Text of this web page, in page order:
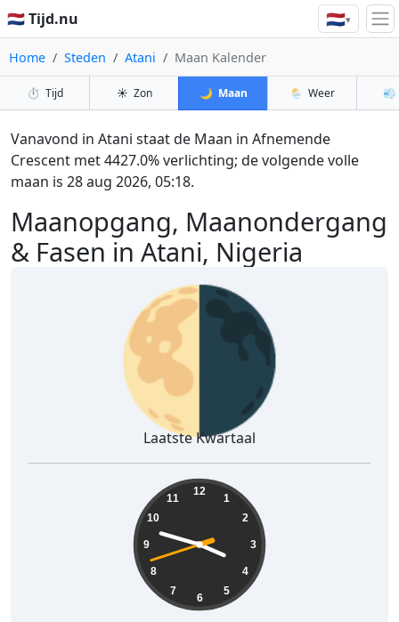
🇳🇱 Tijd.nu 🇳🇱▾
Home Steden Atani Maan Kalender
⏱️ Tijd ☀️ Zon 🌙 Maan 🌦️ Weer 💨
Maanopgang, Maanondergang
& Fasen in Atani, Nigeria
Vanavond in Atani staat de Maan in Afnemende
Crescent met 4427.0% verlichting; de volgende volle
maan is 28 aug 2026, 05:18.
🌗
Laatste Kwartaal
12
1
2
3
4
5
6
7
8
9
10
11